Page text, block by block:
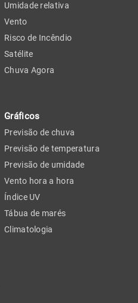
Umidade relativa
Vento
Risco de Incêndio
Satélite
Chuva Agora
Gráficos
Previsão de chuva
Previsão de temperatura
Previsão de umidade
Vento hora a hora
Índice UV
Tábua de marés
Climatologia